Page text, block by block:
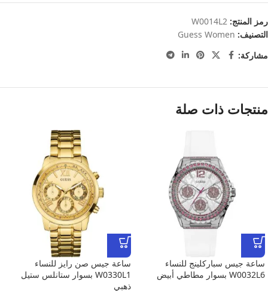
رمز المنتج: W0014L2
التصنيف: Guess Women
مشاركة:
منتجات ذات صلة
ساعة جيس سباركلينج للنساء
W0032L6 بسوار مطاطي أبيض
ساعة جيس صن رايز للنساء
W0330L1 بسوار ستانلس ستيل
ذهبي